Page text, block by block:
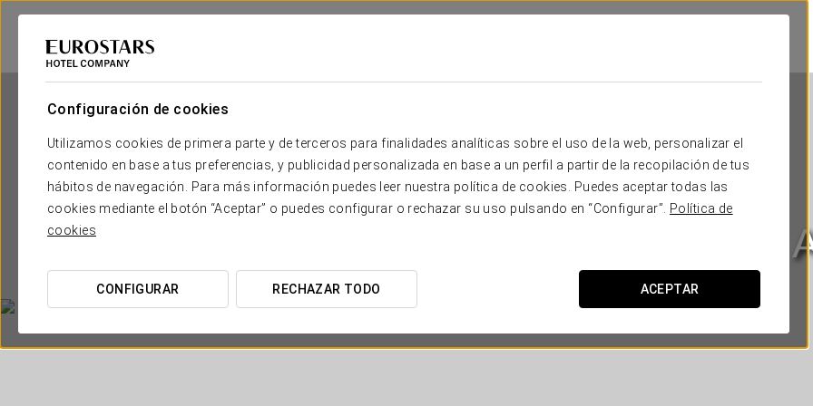
Configuración de cookies
Utilizamos cookies de primera parte y de terceros para finalidades analíticas sobre el uso de la web, personalizar el
contenido en base a tus preferencias, y publicidad personalizada en base a un perfil a partir de la recopilación de tus
hábitos de navegación. Para más información puedes leer nuestra política de cookies. Puedes aceptar todas las
cookies mediante el botón “Aceptar” o puedes configurar o rechazar su uso pulsando en “Configurar”.
Política de
cookies
CONFIGURAR RECHAZAR TODO ACEPTAR
Hotel Palacio Marqués de
CÁDIZ - SANLÚCAR DE BARRAMEDA